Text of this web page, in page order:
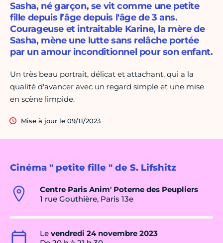
Cinéma " petite fille " de S. Lifshitz
Centre Paris Anim' Poterne des Peupliers
1 rue Gouthière, Paris 13e
Le vendredi 24 novembre 2023
Sasha, né garçon, se vit comme une petite
fille depuis l’âge depuis l'âge de 3 ans.
Courageuse et intraitable Karine, la mère de
Sasha, mène une lutte sans relâche portée
par un amour inconditionnel pour son enfant.
Un très beau portrait, délicat et attachant, qui a la
qualité d'avancer avec un regard simple et une mise
en scène limpide.
Mise à jour le 09/11/2023